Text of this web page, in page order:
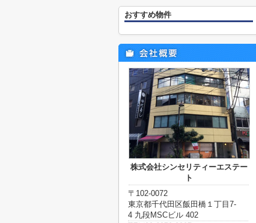
おすすめ物件
株式会社シンセリティーエステー
ト
〒102-0072
東京都千代田区飯田橋１丁目7-
4 九段MSCビル 402